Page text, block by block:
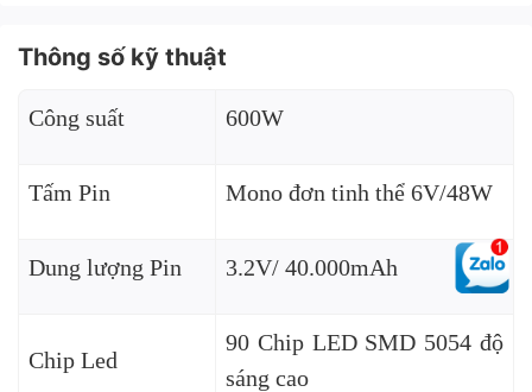
Thông số kỹ thuật
Công suất 600W
Tấm Pin Mono đơn tinh thể 6V/48W
Dung lượng Pin 3.2V/ 40.000mAh
Chip Led
90 Chip LED SMD 5054 độ
sáng cao